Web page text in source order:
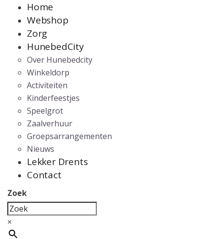
Home
Webshop
Zorg
HunebedCity
Over Hunebedcity
Winkeldorp
Activiteiten
Kinderfeestjes
Speelgrot
Zaalverhuur
Groepsarrangementen
Nieuws
Lekker Drents
Contact
Zoek
×